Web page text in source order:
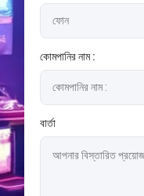
কোমপানির নাম :
বার্তা